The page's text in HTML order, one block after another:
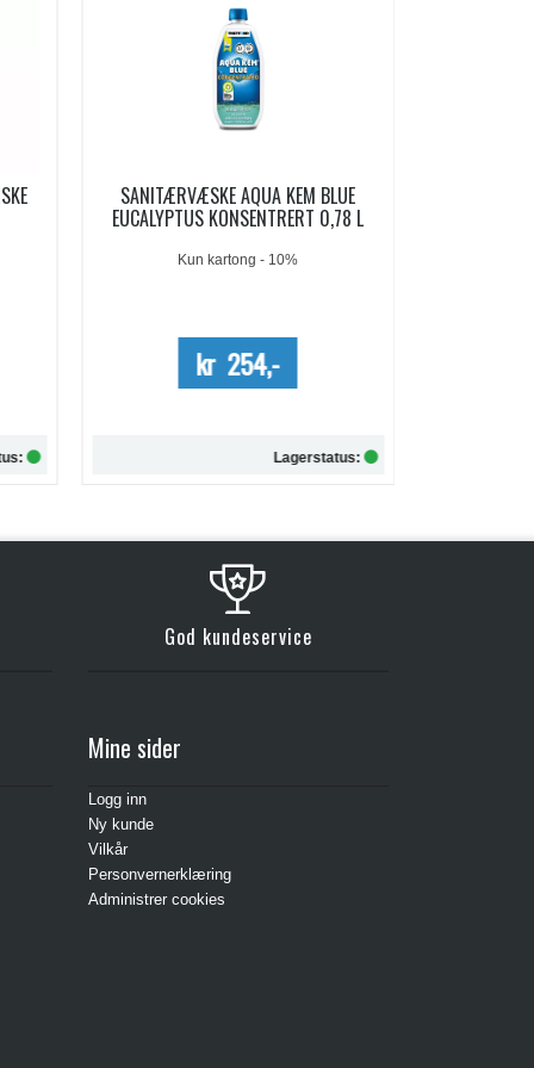
L
AQUA KEM BLUE SACHETS
SANITÆRVÆSKE 15 DOSER
kr 209,-
Lagerstatus:
God kundeservice
Mine sider
Logg inn
Ny kunde
Vilkår
Personvernerklæring
Administrer cookies